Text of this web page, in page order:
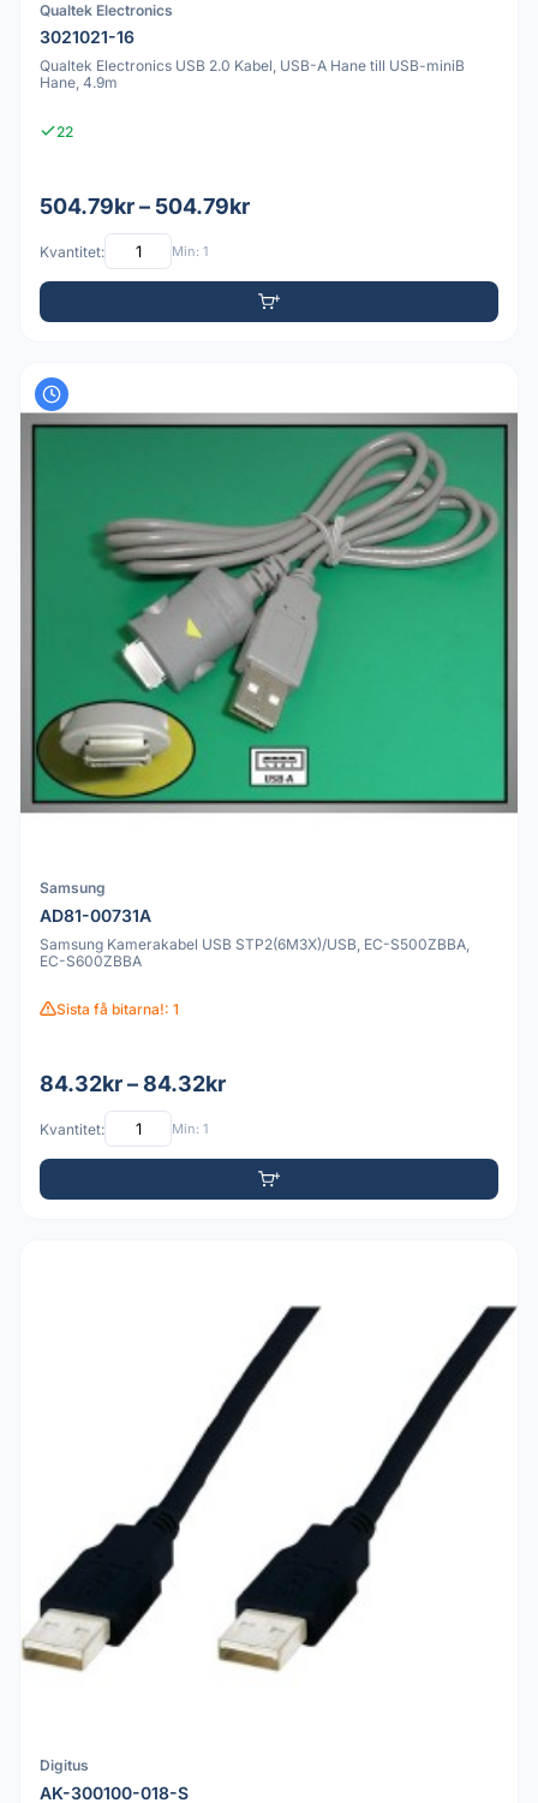
Qualtek Electronics
3021021-16
Qualtek Electronics USB 2.0 Kabel, USB-A Hane till USB-miniB
Hane, 4.9m
22
504.79kr – 504.79kr
Kvantitet: Min: 1
Samsung
AD81-00731A
Samsung Kamerakabel USB STP2(6M3X)/USB, EC-S500ZBBA,
EC-S600ZBBA
Sista få bitarna!: 1
84.32kr – 84.32kr
Kvantitet: Min: 1
Digitus
AK-300100-018-S